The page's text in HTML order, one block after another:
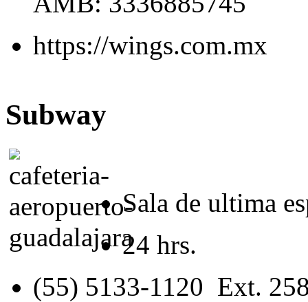
https://wings.com.mx
Subway
Sala de ultima
24 hrs.
(55) 5133-1120 Ext.